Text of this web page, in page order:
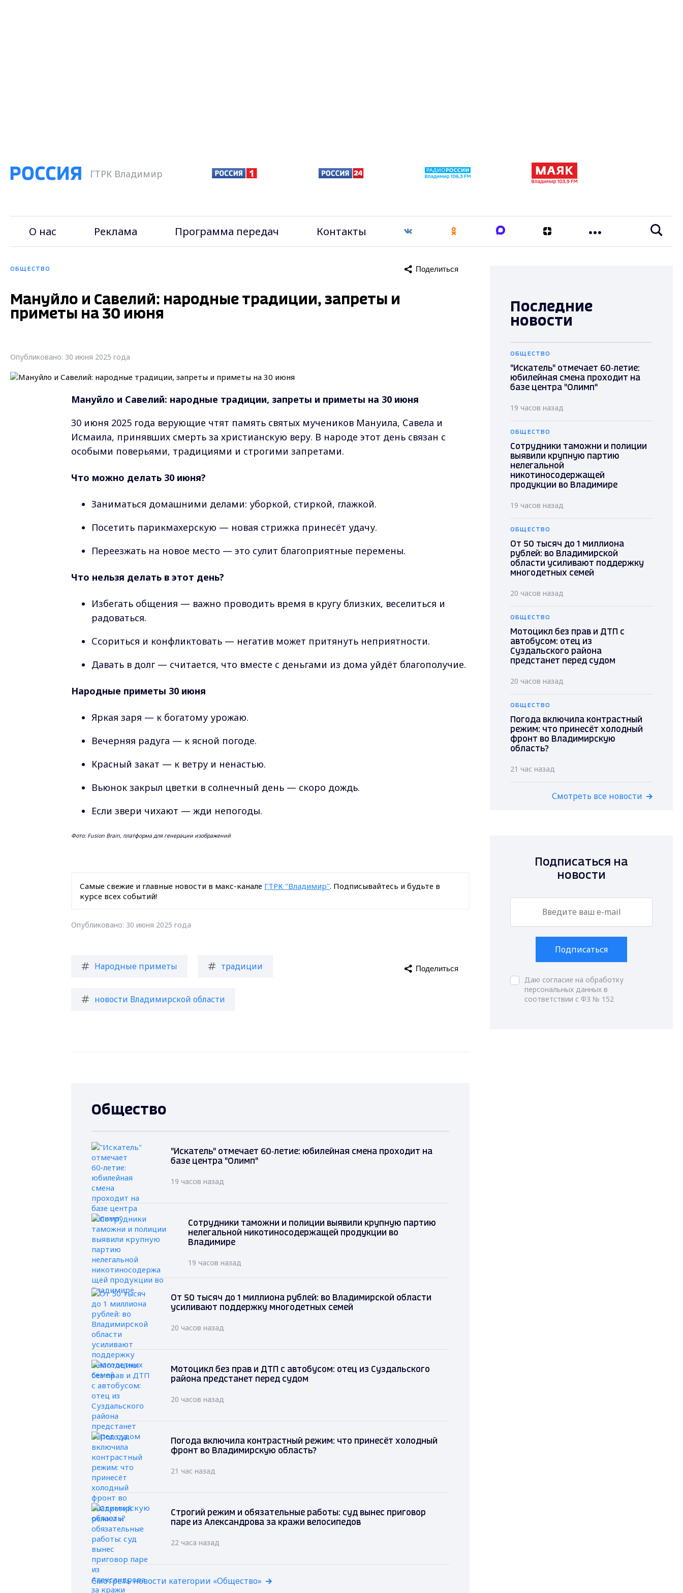
ГТРК Владимир
О нас Реклама Программа передач Контакты
ОБЩЕСТВО Поделиться
Мануйло и Савелий: народные традиции, запреты и
приметы на 30 июня
Опубликовано: 30 июня 2025 года
Мануйло и Савелий: народные традиции, запреты и приметы на 30 июня
30 июня 2025 года верующие чтят память святых мучеников Мануила, Савела и
Исмаила, принявших смерть за христианскую веру. В народе этот день связан с
особыми поверьями, традициями и строгими запретами.
Что можно делать 30 июня?
Заниматься домашними делами: уборкой, стиркой, глажкой.
Посетить парикмахерскую — новая стрижка принесёт удачу.
Переезжать на новое место — это сулит благоприятные перемены.
Что нельзя делать в этот день?
Избегать общения — важно проводить время в кругу близких, веселиться и
радоваться.
Ссориться и конфликтовать — негатив может притянуть неприятности.
Давать в долг — считается, что вместе с деньгами из дома уйдёт благополучие.
Народные приметы 30 июня
Яркая заря — к богатому урожаю.
Вечерняя радуга — к ясной погоде.
Красный закат — к ветру и ненастью.
Вьюнок закрыл цветки в солнечный день — скоро дождь.
Если звери чихают — жди непогоды.
Фото: Fusion Brain, платформа для генерации изображений
Самые свежие и главные новости в макс-канале ГТРК "Владимир". Подписывайтесь и будьте в
курсе всех событий!
Опубликовано: 30 июня 2025 года
Народные приметы традиции
новости Владимирской области
Поделиться
Общество
"Искатель" отмечает 60‑летие: юбилейная смена проходит на
базе центра "Олимп"
19 часов назад
Сотрудники таможни и полиции выявили крупную партию
нелегальной никотиносодержащей продукции во
Владимире
19 часов назад
От 50 тысяч до 1 миллиона рублей: во Владимирской области
усиливают поддержку многодетных семей
20 часов назад
Мотоцикл без прав и ДТП с автобусом: отец из Суздальского
района предстанет перед судом
20 часов назад
Погода включила контрастный режим: что принесёт холодный
фронт во Владимирскую область?
21 час назад
Строгий режим и обязательные работы: суд вынес приговор
паре из Александрова за кражи велосипедов
22 часа назад
Смотреть новости категории «Общество»
Последние
новости
ОБЩЕСТВО
"Искатель" отмечает 60‑летие:
юбилейная смена проходит на
базе центра "Олимп"
19 часов назад
ОБЩЕСТВО
Сотрудники таможни и полиции
выявили крупную партию
нелегальной
никотиносодержащей
продукции во Владимире
19 часов назад
ОБЩЕСТВО
От 50 тысяч до 1 миллиона
рублей: во Владимирской
области усиливают поддержку
многодетных семей
20 часов назад
ОБЩЕСТВО
Мотоцикл без прав и ДТП с
автобусом: отец из
Суздальского района
предстанет перед судом
20 часов назад
ОБЩЕСТВО
Погода включила контрастный
режим: что принесёт холодный
фронт во Владимирскую
область?
21 час назад
Смотреть все новости
Подписаться на
новости
Подписаться
Даю согласие на обработку
персональных данных в
соответствии с ФЗ № 152